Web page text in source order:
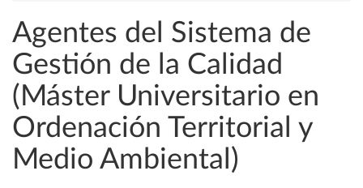
Agentes del Sistema de
Gestión de la Calidad
(Máster Universitario en
Ordenación Territorial y
Medio Ambiental)